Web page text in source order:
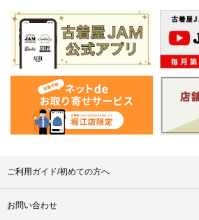
ご利用ガイド/初めての方へ
お問い合わせ